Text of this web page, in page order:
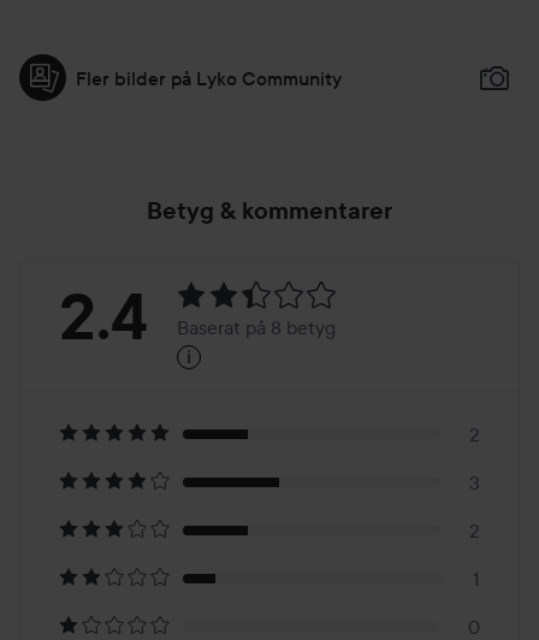
Fler bilder på Lyko Community
Betyg & kommentarer
Betyg:
Baserat
på
8
betyg
2.4 Baserat på 8 betyg
i
2
3
2
1
0